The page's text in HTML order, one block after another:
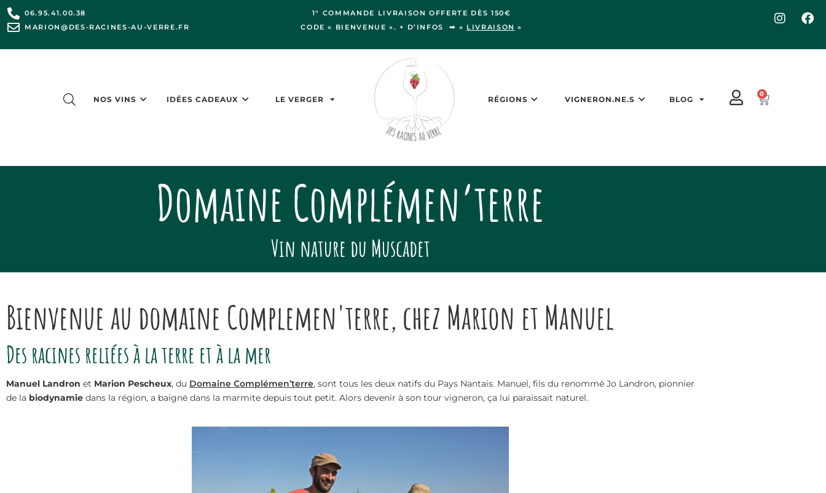
06.95.41.00.38
MARION@DES-RACINES-AU-VERRE.FR
1° COMMANDE LIVRAISON OFFERTE DÈS 150€
CODE « BIENVENUE ». + D’INFOS ➡ « LIVRAISON »
NOS VINS IDÉES CADEAUX LE VERGER RÉGIONS VIGNERON.NE.S BLOG
0
Domaine Complémen’terre
Vin nature du Muscadet
Bienvenue au domaine Complemen'terre, chez Marion et Manuel
Des racines reliées à la terre et à la mer
Manuel Landron et Marion Pescheux, du Domaine Complémen’terre, sont tous les deux natifs du Pays Nantais. Manuel, fils du renommé Jo Landron, pionnier
de la biodynamie dans la région, a baigné dans la marmite depuis tout petit. Alors devenir à son tour vigneron, ça lui paraissait naturel.